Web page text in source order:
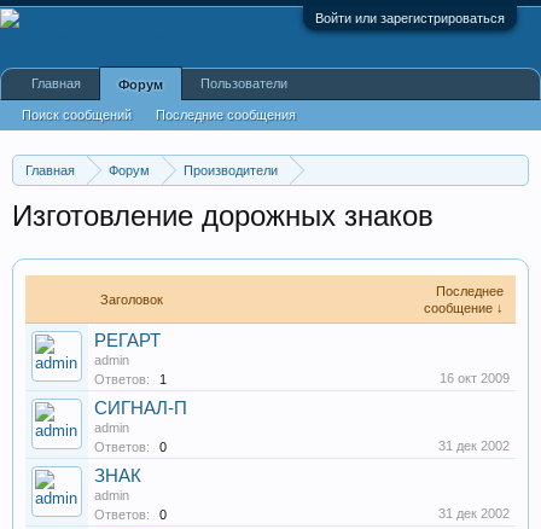
Войти или зарегистрироваться
Главная Форум
Производители
Изготовление дорожных знаков
Заголовок
Последнее
сообщение ↓
РЕГАРТ
admin
Ответов:
1 16 окт 2009
СИГНАЛ-П
admin
Ответов:
0 31 дек 2002
ЗНАК
admin
Ответов:
0 31 дек 2002
Главная Форум
Поиск сообщений Последние сообщения
Пользователи